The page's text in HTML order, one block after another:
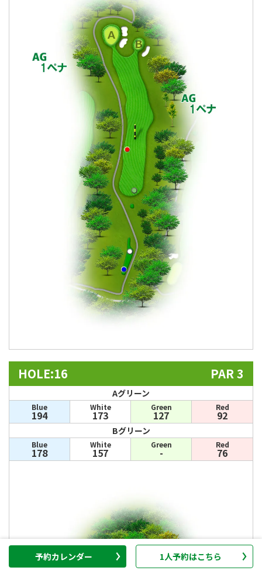
予約カレンダー 1人予約はこちら
HOLE:16 PAR 3
Aグリーン
Blue
194
White
173
Green
127
Red
92
Bグリーン
Blue
178
White
157
Green
-
Red
76